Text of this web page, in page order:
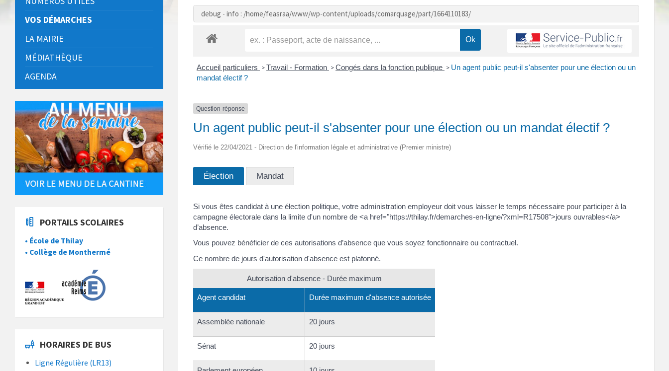
debug - info : /home/feasraa/www/wp-content/uploads/comarquage/part/1664110183/
Accueil particuliers >Travail - Formation >Congés dans la fonction publique > Un agent public peut-il s'absenter pour une élection ou un
mandat électif ?
Question-réponse
Un agent public peut-il s'absenter pour une élection ou un mandat électif ?
Vérifié le 22/04/2021 - Direction de l'information légale et administrative (Premier ministre)
Élection Mandat
Si vous êtes candidat à une élection politique, votre administration employeur doit vous laisser le temps nécessaire pour participer à la
campagne électorale dans la limite d'un nombre de <a href="https://thilay.fr/demarches-en-ligne/?xml=R17508">jours ouvrables</a>
d’absence.
Vous pouvez bénéficier de ces autorisations d’absence que vous soyez fonctionnaire ou contractuel.
Ce nombre de jours d'autorisation d'absence est plafonné.
Autorisation d'absence - Durée maximum
Agent candidat Durée maximum d'absence autorisée
Assemblée nationale 20 jours
Sénat 20 jours
VOS DÉMARCHES
LA MAIRIE
MÉDIATHÈQUE
AGENDA
PORTAILS SCOLAIRES
• École de Thilay
• Collège de Monthermé
HORAIRES DE BUS
Ligne Régulière (LR13)